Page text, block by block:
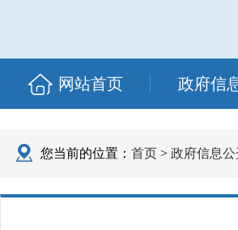
网站首页 政府信
您当前的位置： 首页 > 政府信息公